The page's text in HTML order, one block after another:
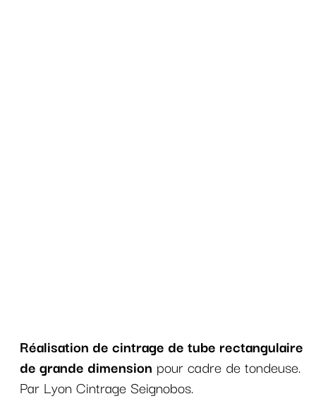
Réalisation de cintrage de tube rectangulaire
de grande dimension pour cadre de tondeuse.
Par Lyon Cintrage Seignobos.